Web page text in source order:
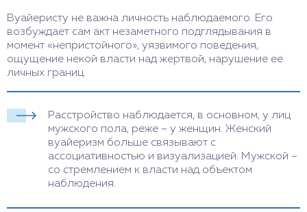
Вуайеристу не важна личность наблюдаемого. Его
возбуждает сам акт незаметного подглядывания в
момент «непристойного», уязвимого поведения,
ощущение некой власти над жертвой, нарушение ее
личных границ.
Расстройство наблюдается, в основном, у лиц
мужского пола, реже – у женщин. Женский
вуайеризм больше связывают с
ассоциативностью и визуализацией. Мужской –
со стремлением к власти над объектом
наблюдения.